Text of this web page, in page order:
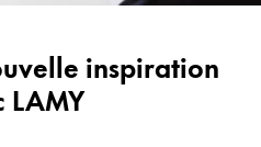
inspiration
LAMY